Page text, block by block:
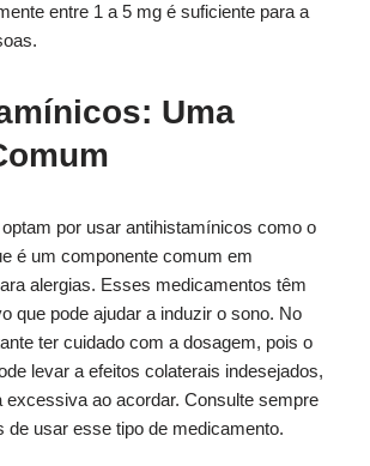
entre 1 a 5 mg é suficiente para a
Uma
por usar antihistamínicos como o
é um componente comum em
alergias. Esses medicamentos têm
que pode ajudar a induzir o sono. No
ter cuidado com a dosagem, pois o
levar a efeitos colaterais indesejados,
excessiva ao acordar. Consulte sempre
de usar esse tipo de medicamento.